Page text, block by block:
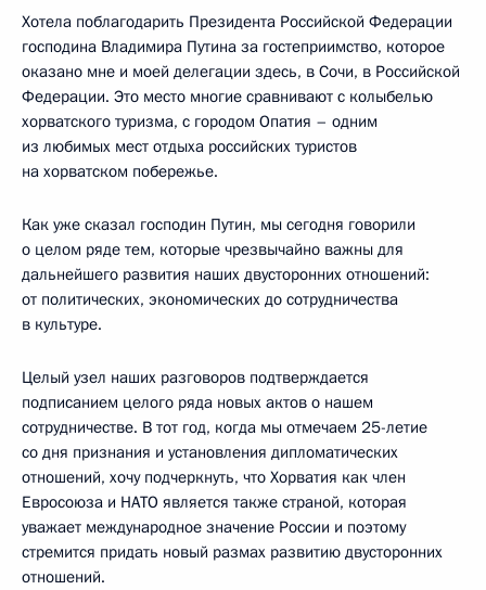
Хотела поблагодарить Президента Российской Федерации
господина Владимира Путина за гостеприимство, которое
оказано мне и моей делегации здесь, в Сочи, в Российской
Федерации. Это место многие сравнивают с колыбелью
хорватского туризма, с городом Опатия – одним
из любимых мест отдыха российских туристов
на хорватском побережье.
Как уже сказал господин Путин, мы сегодня говорили
о целом ряде тем, которые чрезвычайно важны для
дальнейшего развития наших двусторонних отношений:
от политических, экономических до сотрудничества
в культуре.
Целый узел наших разговоров подтверждается
подписанием целого ряда новых актов о нашем
сотрудничестве. В тот год, когда мы отмечаем 25-летие
со дня признания и установления дипломатических
отношений, хочу подчеркнуть, что Хорватия как член
Евросоюза и НАТО является также страной, которая
уважает международное значение России и поэтому
стремится придать новый размах развитию двусторонних
отношений.